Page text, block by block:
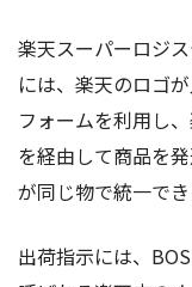
楽天スーパーロジ
には、楽天のロゴ
フォームを利用し
を経由して商品を
が同じ物で統一でき
出荷指示には、